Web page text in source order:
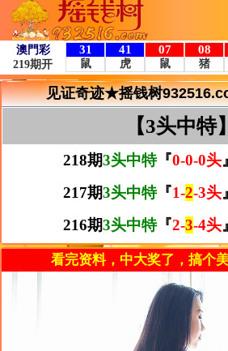
见证奇迹★摇钱树
【3头中特】
218期3头中特『0-0-0头
217期3头中特『1-2-3头
216期3头中特『2-3-4头
看完资料，中大奖了，搞个